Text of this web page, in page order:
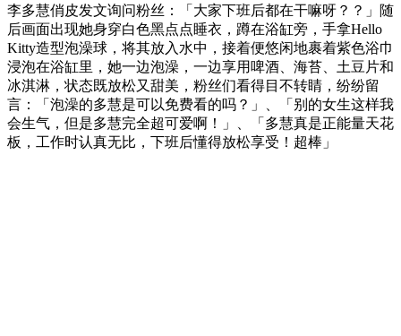
李多慧俏皮发文询问粉丝：「大家下班后都在干嘛呀？？」随
后画面出现她身穿白色黑点点睡衣，蹲在浴缸旁，手拿Hello
Kitty造型泡澡球，将其放入水中，接着便悠闲地裹着紫色浴巾
浸泡在浴缸里，她一边泡澡，一边享用啤酒、海苔、土豆片和
冰淇淋，状态既放松又甜美，粉丝们看得目不转睛，纷纷留
言：「泡澡的多慧是可以免费看的吗？」、「别的女生这样我
会生气，但是多慧完全超可爱啊！」、「多慧真是正能量天花
板，工作时认真无比，下班后懂得放松享受！超棒」